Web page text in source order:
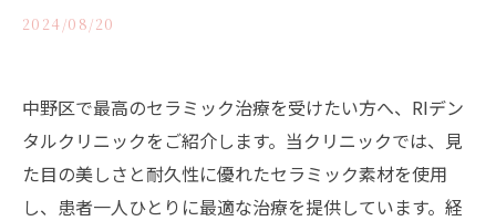
2024/08/20
中野区で最高のセラミック治療を受けたい方へ、RIデン
タルクリニックをご紹介します。当クリニックでは、見
た目の美しさと耐久性に優れたセラミック素材を使用
し、患者一人ひとりに最適な治療を提供しています。経